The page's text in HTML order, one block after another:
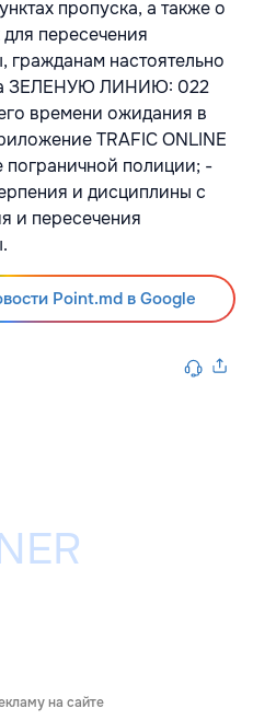
пропуска, а также о
пересечения
гражданам настоятельно
ЗЕЛЕНУЮ ЛИНИЮ: 022
времени ожидания в
TRAFIC ONLINE
пограничной полиции; -
и дисциплины с
и пересечения
Point.md в Google
на сайте